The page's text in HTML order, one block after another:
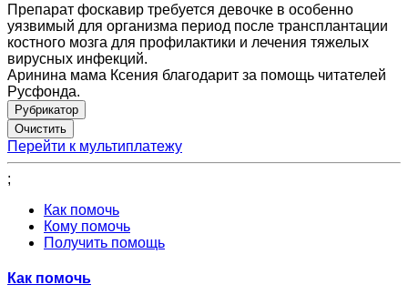
Препарат фоскавир требуется девочке в особенно
уязвимый для организма период после трансплантации
костного мозга для профилактики и лечения тяжелых
вирусных инфекций.
Аринина мама Ксения благодарит за помощь читателей
Русфонда.
Рубрикатор
Перейти к мультиплатежу
;
Как помочь
Кому помочь
Получить помощь
Как помочь